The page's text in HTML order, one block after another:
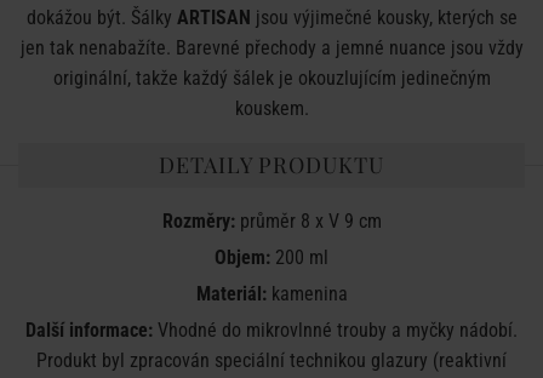
dokážou být. Šálky ARTISAN jsou výjimečné kousky, kterých se
jen tak nenabažíte. Barevné přechody a jemné nuance jsou vždy
originální, takže každý šálek je okouzlujícím jedinečným
kouskem.
DETAILY PRODUKTU
Rozměry:průměr 8 x V 9 cm
Objem: 200 ml
Materiál:kamenina
Další informace: Vhodné do mikrovlnné trouby a myčky nádobí.
Produkt byl zpracován speciální technikou glazury (reaktivní